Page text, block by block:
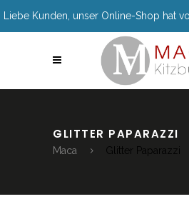
GLITTER PAPARAZZI
Maca Glitter Paparazzi
Liebe Kunden, unser Online-Shop hat